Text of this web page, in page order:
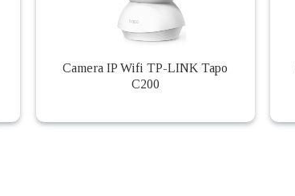
Camera IP Wifi TP-LINK Tapo
C200